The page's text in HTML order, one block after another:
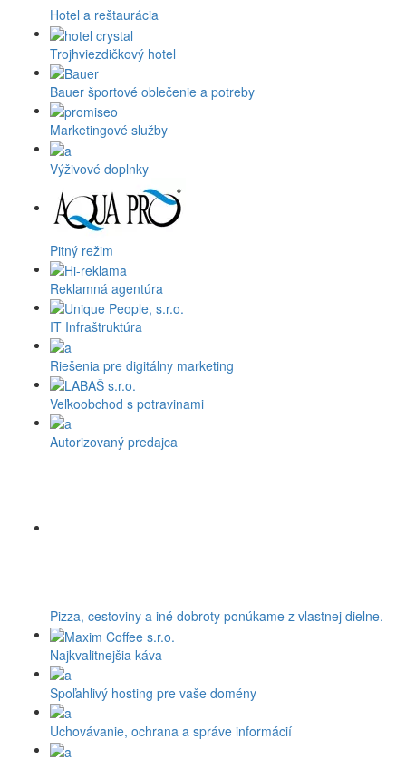
Hotel a reštaurácia
Trojhviezdičkový hotel
Bauer športové oblečenie a potreby
Marketingové služby
Výživové doplnky
Pitný režim
Reklamná agentúra
IT Infraštruktúra
Riešenia pre digitálny marketing
Veľkoobchod s potravinami
Autorizovaný predajca
Pizza, cestoviny a iné dobroty ponúkame z vlastnej dielne.
Najkvalitnejšia káva
Spoľahlivý hosting pre vaše domény
Uchovávanie, ochrana a správe informácií